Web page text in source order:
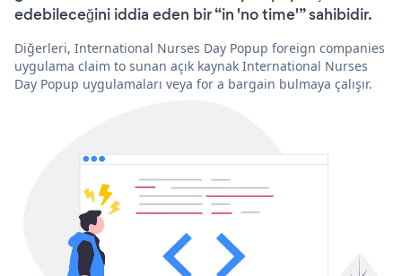
edebileceğini iddia eden bir “in 'no time'” sahibidir.
Diğerleri, International Nurses Day Popup foreign companies
uygulama claim to sunan açık kaynak International Nurses
Day Popup uygulamaları veya for a bargain bulmaya çalışır.